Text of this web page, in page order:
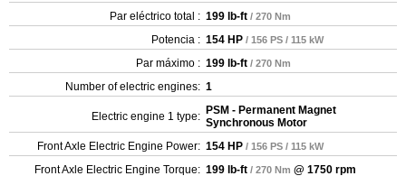
Par eléctrico total : 199 lb-ft / 270 Nm
Potencia : 154 HP / 156 PS / 115 kW
Par máximo : 199 lb-ft / 270 Nm
Number of electric engines: 1
Electric engine 1 type: PSM - Permanent Magnet
Synchronous Motor
Front Axle Electric Engine Power: 154 HP / 156 PS / 115 kW
Front Axle Electric Engine Torque: 199 lb-ft / 270 Nm @ 1750 rpm